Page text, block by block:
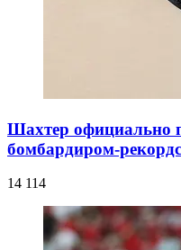
Шахтер официально
бомбардиром-
14 114